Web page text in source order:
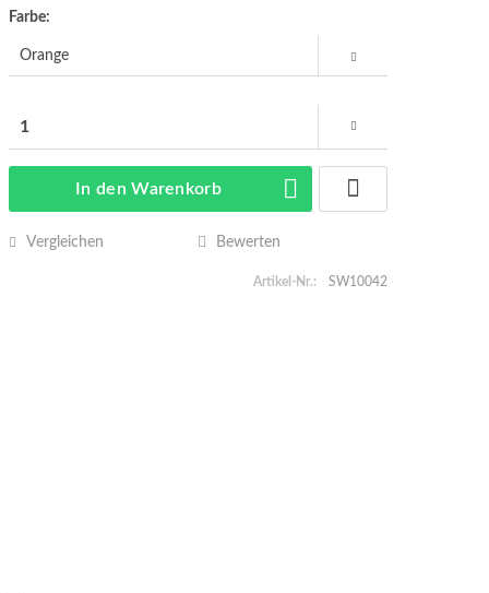
Farbe:
In den Warenkorb
Vergleichen Bewerten
Artikel-Nr.: SW10042